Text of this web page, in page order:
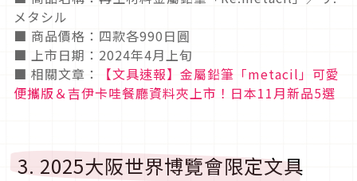
メタシル
■ 商品價格：四款各990日圓
■ 上市日期：2024年4月上旬
■ 相關文章：
【文具速報】金屬鉛筆「metacil」可愛
便攜版＆吉伊卡哇餐廳資料夾上市！日本11月新品5選
3. 2025大阪世界博覽會限定文具